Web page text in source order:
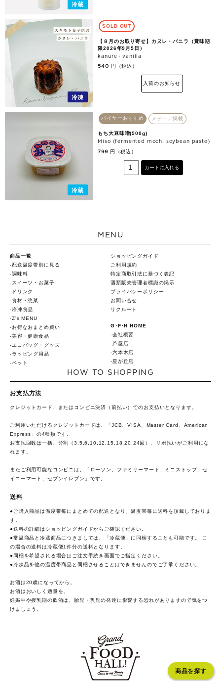
冷蔵
冷凍
SOLD OUT
【８月のお取り寄せ】カヌレ・バニラ（賞味期
限2026年9月5日）
kanure・vanilla
540 円（税込）
入荷のお知らせ
冷蔵
バイヤーおすすめ メディア掲載
もち大豆味噌(500g)
Miso (fermented mochi soybean paste)
799 円（税込）
カートに入れる
MENU
商品一覧
配送温度帯別に見る
調味料
スイーツ・お菓子
ドリンク
食材・惣菜
冷凍食品
Z's MENU
お得なおまとめ買い
美容・健康食品
エコバッグ・グッズ
ラッピング用品
ペット
ショッピングガイド
ご利用規約
特定商取引法に基づく表記
酒類販売管理者標識の掲示
プライバシーポリシー
お問い合せ
リクルート
G･F･H HOME
会社概要
芦屋店
六本木店
星が丘店
HOW TO SHOPPING
お支払方法
クレジットカード、またはコンビニ決済（前払い）でのお支払いとなります。
ご利用いただけるクレジットカードは、「JCB、VISA、Master Card、American
Express」の4種類です。
お支払回数は一括、分割（3,5,6,10,12,15,18,20,24回）、リボ払いがご利用にな
れます。
またご利用可能なコンビニは、「ローソン、ファミリーマート、ミニストップ、セ
イコーマート、セブンイレブン」です。
送料
●ご購入商品は温度帯毎にまとめての配送となり、温度帯毎に送料を頂戴しておりま
す。
●送料の詳細は ショッピングガイドからご確認ください。
●常温商品と冷蔵商品につきましては、「冷蔵便」に同梱することも可能です。 こ
の場合の送料は冷蔵便1件分の送料となります。
●同梱を希望される場合はご注文手続き画面でご指定ください。
●冷凍品を他の温度帯商品と同梱させることはできませんのでご了承ください。
お酒は20歳になってから。
お酒はおいしく適量を。
妊娠中や授乳期の飲酒は、胎児・乳児の発達に影響する恐れがありますので気をつ
けましょう。
商品を探す